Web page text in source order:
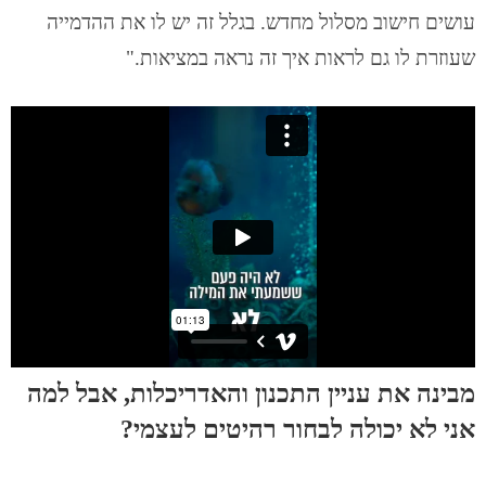
עושים חישוב מסלול מחדש. בגלל זה יש לו את ההדמייה
שעוזרת לו גם לראות איך זה נראה במציאות."
מבינה את עניין התכנון והאדריכלות, אבל למה
אני לא יכולה לבחור רהיטים לעצמי?